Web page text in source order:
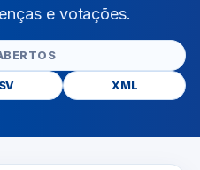
e votações.
XML